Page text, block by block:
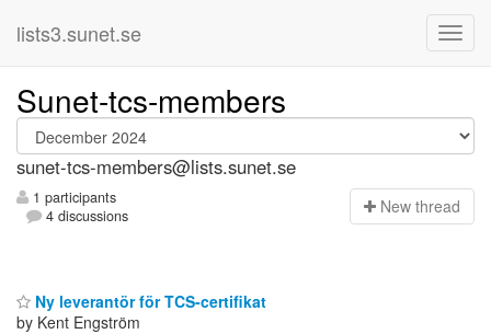
lists3.sunet.se
Sunet-tcs-members
sunet-tcs-members@lists.sunet.se
1 participants
4 discussions
New thread
Ny leverantör för TCS-certifikat
by Kent Engström